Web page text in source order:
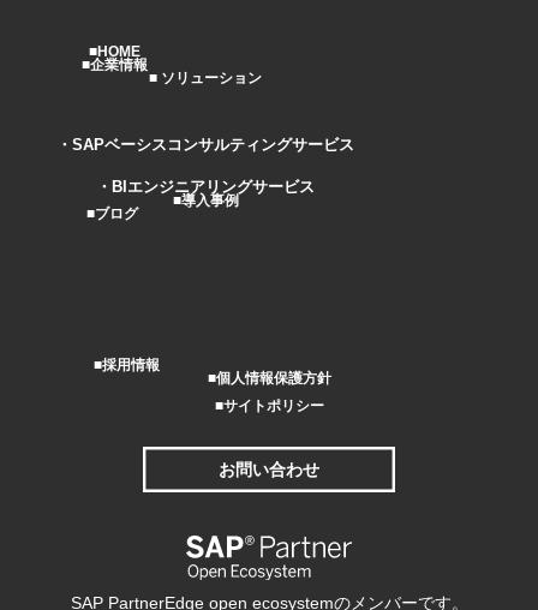
HOME
企業情報
ソリューション
SAPベーシスコンサルティングサービス
BIエンジニアリングサービス
導入事例
ブログ
採用情報
個人情報保護方針
サイトポリシー
お問い合わせ
SAP PartnerEdge open ecosystemのメンバーです。